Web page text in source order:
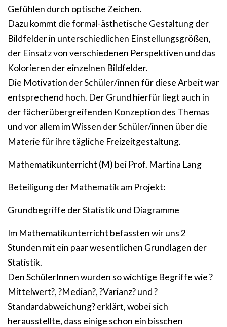
Gefühlen durch optische Zeichen.
Dazu kommt die formal-ästhetische Gestaltung der
Bildfelder in unterschiedlichen Einstellungsgrößen,
der Einsatz von verschiedenen Perspektiven und das
Kolorieren der einzelnen Bildfelder.
Die Motivation der Schüler/innen für diese Arbeit war
entsprechend hoch. Der Grund hierfür liegt auch in
der fächerübergreifenden Konzeption des Themas
und vor allem im Wissen der Schüler/innen über die
Materie für ihre tägliche Freizeitgestaltung.
Mathematikunterricht (M) bei Prof. Martina Lang
Beteiligung der Mathematik am Projekt:
Grundbegriffe der Statistik und Diagramme
Im Mathematikunterricht befassten wir uns 2
Stunden mit ein paar wesentlichen Grundlagen der
Statistik.
Den SchülerInnen wurden so wichtige Begriffe wie ?
Mittelwert?, ?Median?, ?Varianz? und ?
Standardabweichung? erklärt, wobei sich
herausstellte, dass einige schon ein bisschen